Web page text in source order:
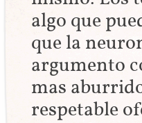
algo que
que la
argumento
mas
respetable